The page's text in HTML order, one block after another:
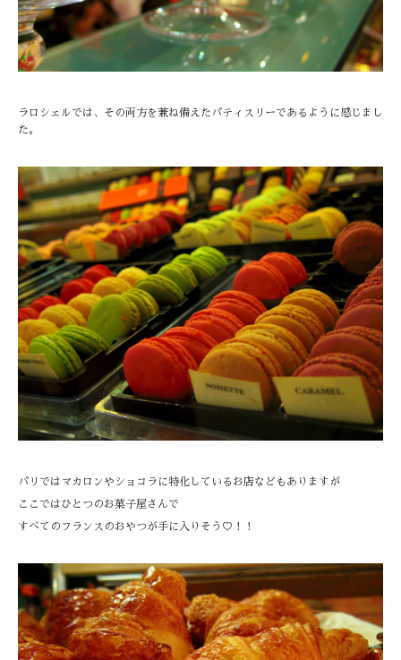
ラロシェルでは、その両方を兼ね備えたパティスリーであるように感じまし
た。
パリではマカロンやショコラに特化しているお店などもありますが
ここではひとつのお菓子屋さんで
すべてのフランスのおやつが手に入りそう♡！！